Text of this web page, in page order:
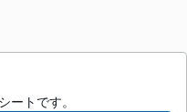
ートです。